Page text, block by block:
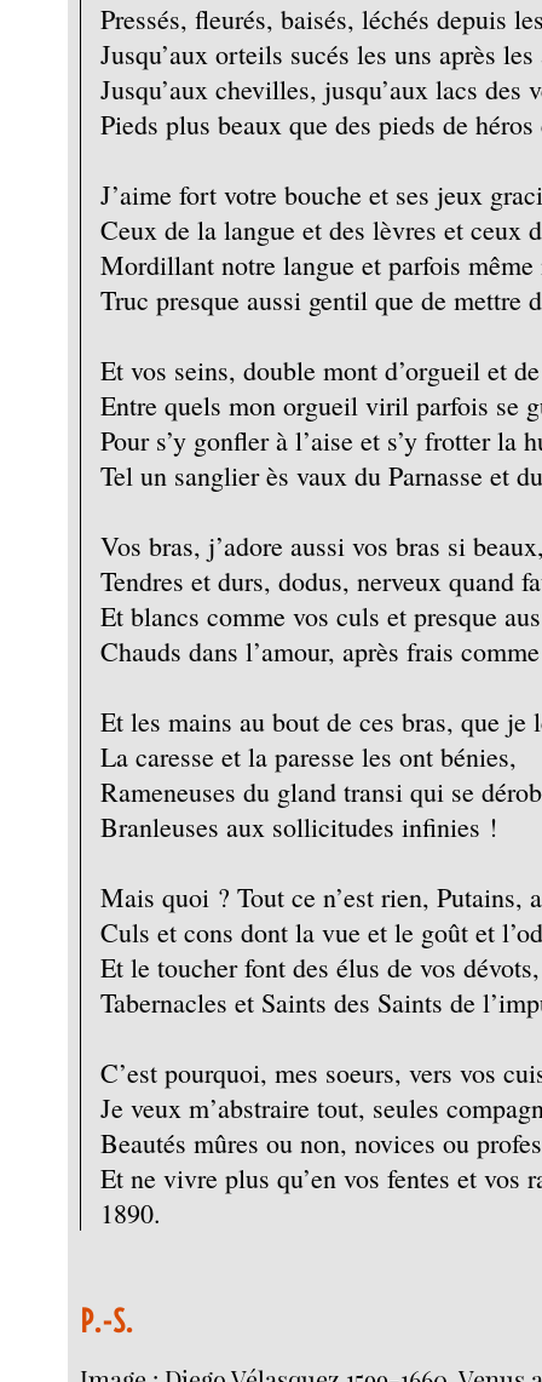
Pressés, fleurés, baisés, léchés depuis
Jusqu’aux orteils sucés les uns après les
Jusqu’aux chevilles, jusqu’aux lacs des
Pieds plus beaux que des pieds de héros
J’aime fort votre bouche et ses jeux
Ceux de la langue et des lèvres et ceux
Mordillant notre langue et parfois
Truc presque aussi gentil que de mettre
Et vos seins, double mont d’orgueil et
Entre quels mon orgueil viril parfois se
Pour s’y gonfler à l’aise et s’y frotter la
Tel un sanglier ès vaux du Parnasse et
Vos bras, j’adore aussi vos bras si
Tendres et durs, dodus, nerveux quand
Et blancs comme vos culs et presque
Chauds dans l’amour, après frais
Et les mains au bout de ces bras, que je
La caresse et la paresse les ont bénies,
Rameneuses du gland transi qui se
Branleuses aux sollicitudes infinies !
Mais quoi ? Tout ce n’est rien, Putains,
Culs et cons dont la vue et le goût et
Et le toucher font des élus de vos dévots,
Tabernacles et Saints des Saints de
C’est pourquoi, mes soeurs, vers vos
Je veux m’abstraire tout, seules
Beautés mûres ou non, novices ou
Et ne vivre plus qu’en vos fentes et vos
1890.
P.-S.